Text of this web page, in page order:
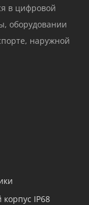
в цифровой
оборудовании
наружной
IP68